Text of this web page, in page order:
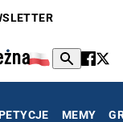
MEMY